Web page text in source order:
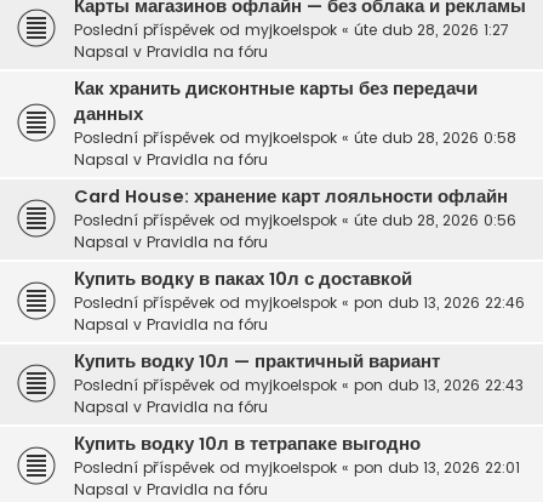
Карты магазинов офлайн — без облака и рекламы
Poslední příspěvek od myjkoelspok « úte dub 28, 2026 1:27
Napsal v Pravidla na fóru
Как хранить дисконтные карты без передачи
данных
Poslední příspěvek od myjkoelspok « úte dub 28, 2026 0:58
Napsal v Pravidla na fóru
Card House: хранение карт лояльности офлайн
Poslední příspěvek od myjkoelspok « úte dub 28, 2026 0:56
Napsal v Pravidla na fóru
Купить водку в паках 10л с доставкой
Poslední příspěvek od myjkoelspok « pon dub 13, 2026 22:46
Napsal v Pravidla na fóru
Купить водку 10л — практичный вариант
Poslední příspěvek od myjkoelspok « pon dub 13, 2026 22:43
Napsal v Pravidla na fóru
Купить водку 10л в тетрапаке выгодно
Poslední příspěvek od myjkoelspok « pon dub 13, 2026 22:01
Napsal v Pravidla na fóru